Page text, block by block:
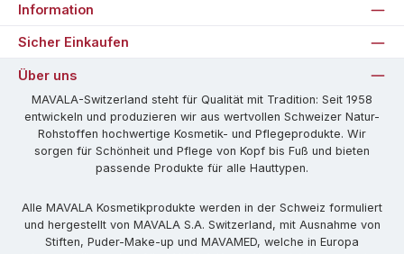
Information
Sicher Einkaufen
Über uns
MAVALA-Switzerland steht für Qualität mit Tradition: Seit 1958
entwickeln und produzieren wir aus wertvollen Schweizer Natur-
Rohstoffen hochwertige Kosmetik- und Pflegeprodukte. Wir
sorgen für Schönheit und Pflege von Kopf bis Fuß und bieten
passende Produkte für alle Hauttypen.
Alle MAVALA Kosmetikprodukte werden in der Schweiz formuliert
und hergestellt von MAVALA S.A. Switzerland, mit Ausnahme von
Stiften, Puder-Make-up und MAVAMED, welche in Europa